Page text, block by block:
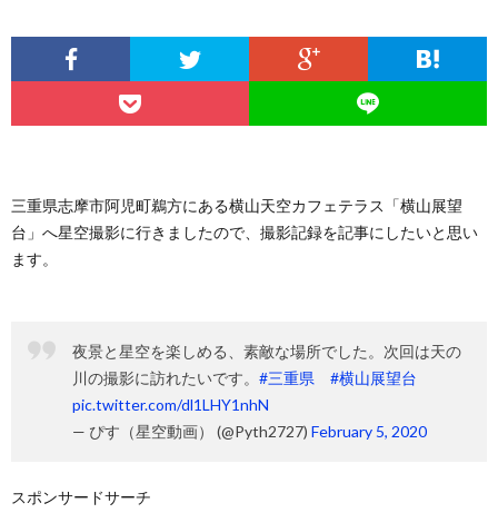
三重県志摩市阿児町鵜方にある横山天空カフェテラス「横山展望
台」へ星空撮影に行きましたので、撮影記録を記事にしたいと思い
ます。
夜景と星空を楽しめる、素敵な場所でした。次回は天の
川の撮影に訪れたいです。 #三重県
#横山展望台
pic.twitter.com/dl1LHY1nhN
— ぴす（星空動画） (@Pyth2727) February 5, 2020
スポンサードサーチ